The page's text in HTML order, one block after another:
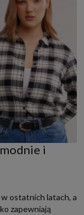
i
ostatnich latach, a
zapewniają